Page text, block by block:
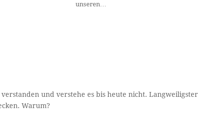
unseren…
und verstehe es bis heute nicht. Langweiligster
Warum?